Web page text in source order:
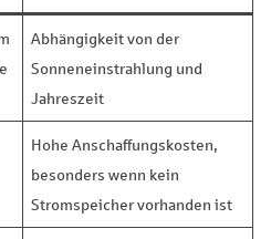
Abhängigkeit von der
Sonneneinstrahlung und
Jahreszeit
Hohe Anschaffungskosten,
besonders wenn kein
Stromspeicher vorhanden ist